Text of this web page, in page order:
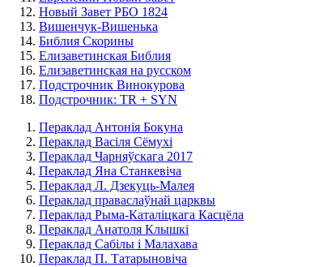
Новый Завет РБО 1824
Вишенчук-Вишенька
Библия Скорины
Елизаветинская Библия
Елизаветинская на русском
Подстрочник Винокурова
Подстрочник: TR + SYN
Пераклад Антонія Бокуна
Пераклад Васіля Сёмухі
Пераклад Чарняўскага 2017
Пераклад Яна Станкевіча
Пераклад Л. Дзекуць-Малея
Пераклад праваслаўнай царквы
Пераклад Рыма-Каталіцкага Касцёла
Пераклад Анатоля Клышкi
Пераклад Сабілы і Малахава
Пераклад П. Татарыновіча